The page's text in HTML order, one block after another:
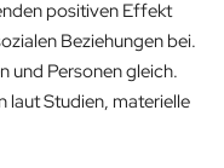
positiven Effekt
Beziehungen bei.
und Personen gleich.
laut Studien, materielle